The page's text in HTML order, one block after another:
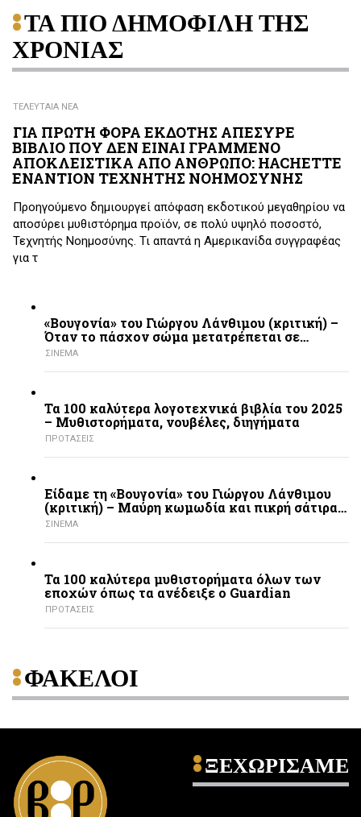
ΤΑ ΠΙΟ ΔΗΜΟΦΙΛΗ ΤΗΣ
ΧΡΟΝΙΑΣ
ΤΕΛΕΥΤΑΙΑ ΝΕΑ
ΓΙΑ ΠΡΩΤΗ ΦΟΡΑ ΕΚΔΟΤΗΣ ΑΠΕΣΥΡΕ
ΒΙΒΛΙΟ ΠΟΥ ΔΕΝ ΕΙΝΑΙ ΓΡΑΜΜΕΝΟ
ΑΠΟΚΛΕΙΣΤΙΚΑ ΑΠΟ ΑΝΘΡΩΠΟ: HACHETTE
ΕΝΑΝΤΙΟΝ ΤΕΧΝΗΤΗΣ ΝΟΗΜΟΣΥΝΗΣ
Προηγούμενο δημιουργεί απόφαση εκδοτικού μεγαθηρίου να
αποσύρει μυθιστόρημα προϊόν, σε πολύ υψηλό ποσοστό,
Τεχνητής Νοημοσύνης. Τι απαντά η Αμερικανίδα συγγραφέας
για τ
«Βουγονία» του Γιώργου Λάνθιμου (κριτική) –
Όταν το πάσχον σώμα μετατρέπεται σε…
ΣΙΝΕΜΑ
Τα 100 καλύτερα λογοτεχνικά βιβλία του 2025
– Mυθιστορήματα, νουβέλες, διηγήματα
ΠΡΟΤΑΣΕΙΣ
Είδαμε τη «Βουγονία» του Γιώργου Λάνθιμου
(κριτική) – Μαύρη κωμωδία και πικρή σάτιρα…
ΣΙΝΕΜΑ
Τα 100 καλύτερα μυθιστορήματα όλων των
εποχών όπως τα ανέδειξε ο Guardian
ΠΡΟΤΑΣΕΙΣ
ΦΑΚΕΛΟΙ
ΞΕΧΩΡΙΣΑΜΕ